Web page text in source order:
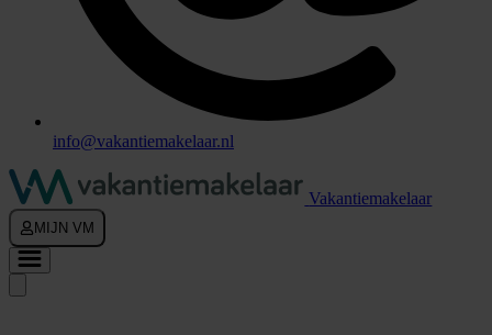
info@vakantiemakelaar.nl
Vakantiemakelaar
MIJN VM